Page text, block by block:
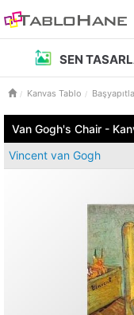
SEN
Kanvas Tablo
Van Gogh's Chair -
Vincent van Gogh